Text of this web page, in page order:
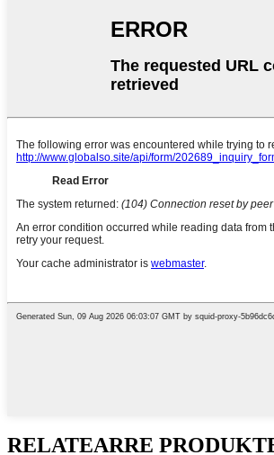
RELATEARRE